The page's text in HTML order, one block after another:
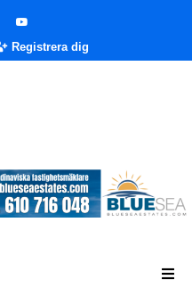
Registrera dig